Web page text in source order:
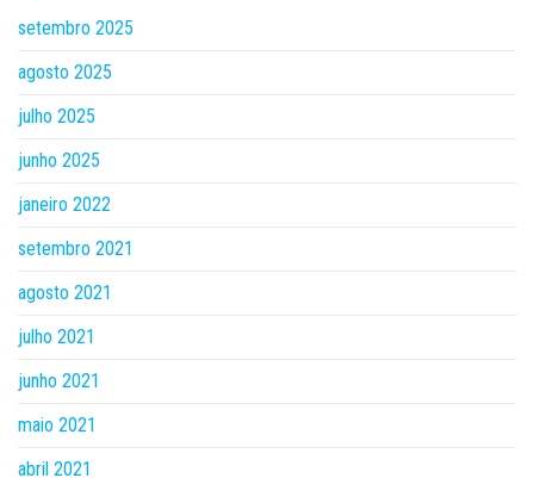
setembro 2025
agosto 2025
julho 2025
junho 2025
janeiro 2022
setembro 2021
agosto 2021
julho 2021
junho 2021
maio 2021
abril 2021